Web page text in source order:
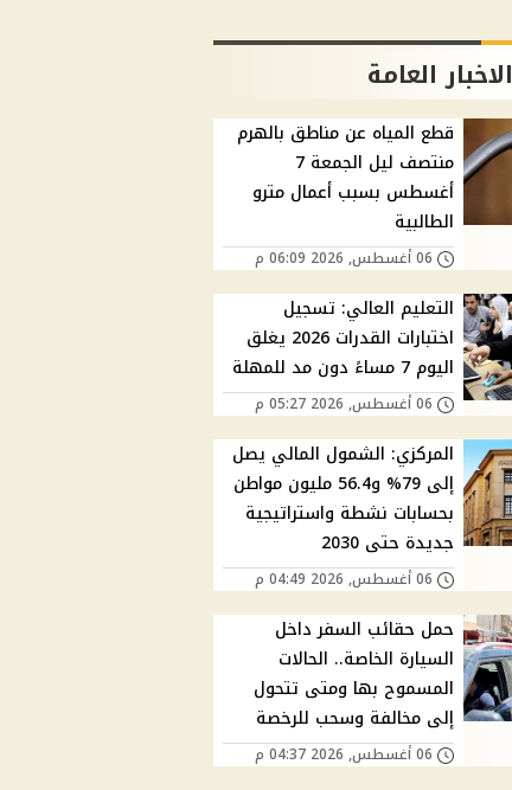
الاخبار العامة
قطع المياه عن مناطق بالهرم
منتصف ليل الجمعة 7
أغسطس بسبب أعمال مترو
الطالبية
06 أغسطس, 2026 06:09 م
التعليم العالي: تسجيل
اختبارات القدرات 2026 يغلق
اليوم 7 مساءً دون مد للمهلة
06 أغسطس, 2026 05:27 م
المركزي: الشمول المالي يصل
إلى 79% و56.4 مليون مواطن
بحسابات نشطة واستراتيجية
جديدة حتى 2030
06 أغسطس, 2026 04:49 م
حمل حقائب السفر داخل
السيارة الخاصة.. الحالات
المسموح بها ومتى تتحول
إلى مخالفة وسحب للرخصة
06 أغسطس, 2026 04:37 م